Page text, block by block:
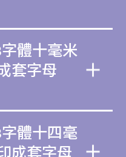
體十毫米
套字母
體十四毫
成套字母